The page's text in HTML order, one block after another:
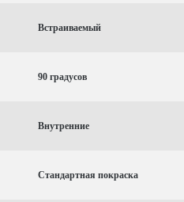
Встраиваемый
90 градусов
Внутренние
Стандартная покраска